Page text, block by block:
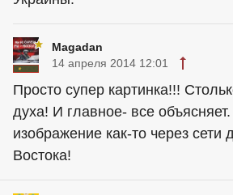
Magadan
14 апреля 2014 12:01
Просто супер картинка!!!
духа! И главное- все
изображение как-то через сети
Востока!